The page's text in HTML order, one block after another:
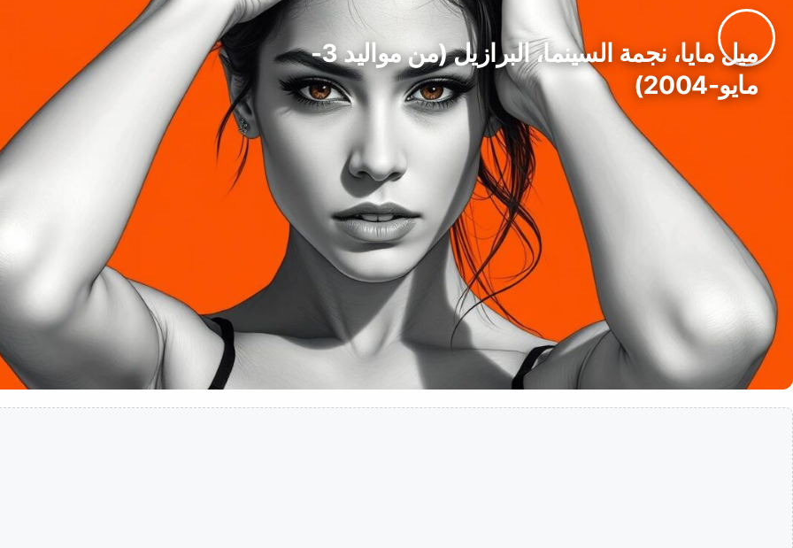
ميل مايا، نجمة السينما، البرازيل (من مواليد 3-
مايو-2004)